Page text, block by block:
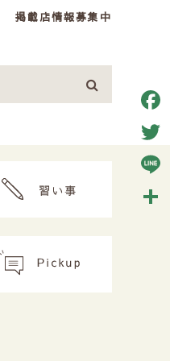
掲載店情報募集中
Line